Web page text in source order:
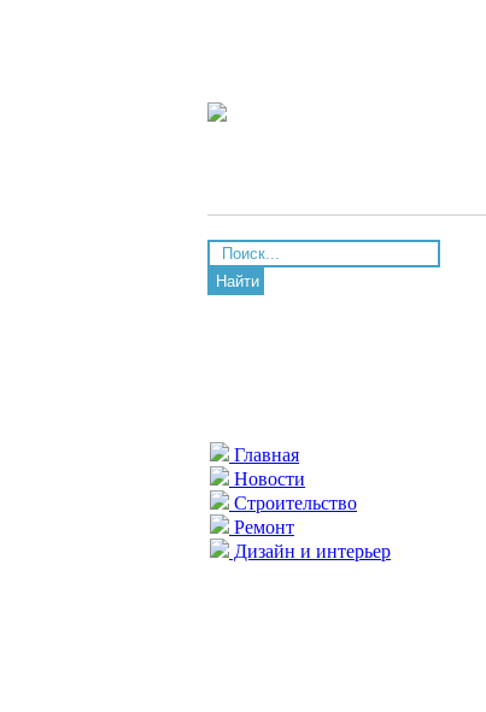
Найти
Главная
Новости
Строительство
Ремонт
Дизайн и интерьер